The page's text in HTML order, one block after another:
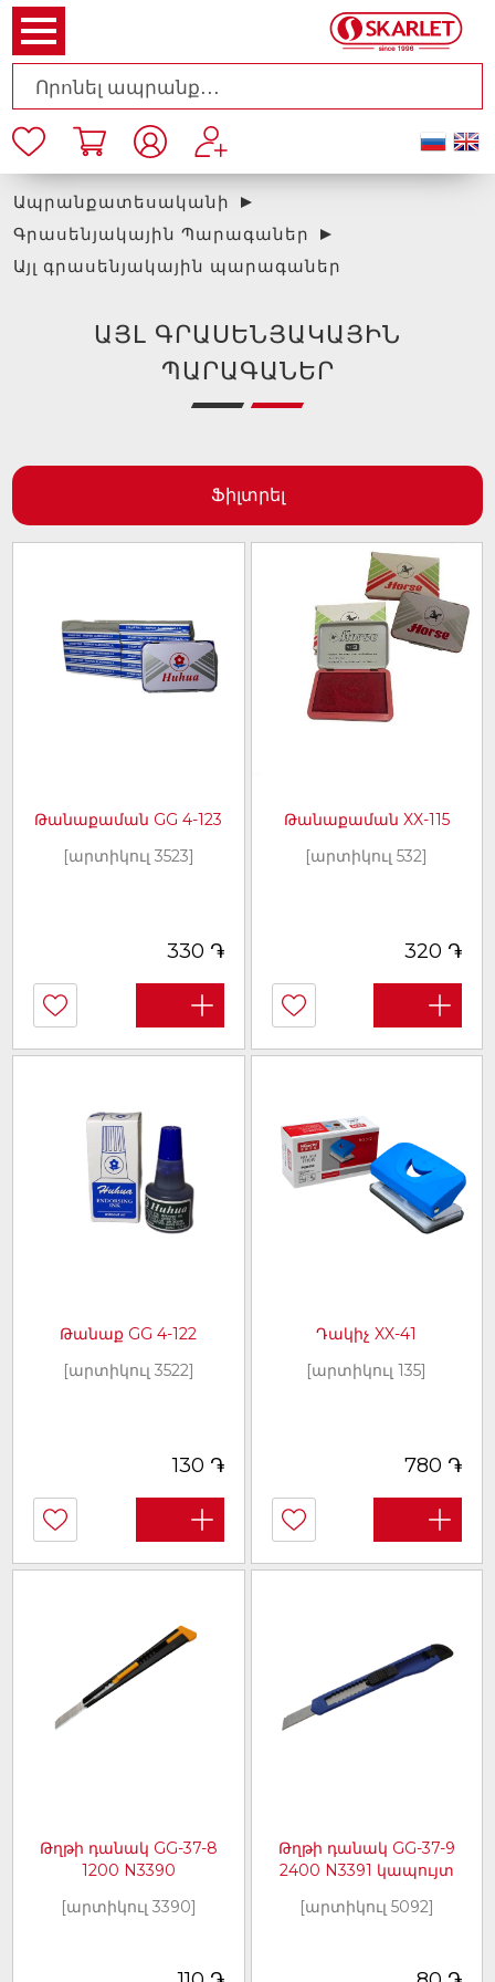
Ապրանքատեսականի
Գրասենյակային Պարագաներ
Այլ գրասենյակային պարագաներ
ԱՅԼ ԳՐԱՍԵՆՅԱԿԱՅԻՆ
ՊԱՐԱԳԱՆԵՐ
Ֆիլտրել
Թանաքաման GG 4-123
[արտիկուլ 3523]
330 ֏
Թանաքաման XX-115
[արտիկուլ 532]
320 ֏
Թանաք GG 4-122
[արտիկուլ 3522]
130 ֏
Դակիչ XX-41
[արտիկուլ 135]
780 ֏
Թղթի դանակ GG-37-8
1200 N3390
[արտիկուլ 3390]
Թղթի դանակ GG-37-9
2400 N3391 կապույտ
[արտիկուլ 5092]